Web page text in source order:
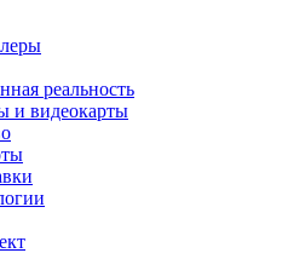
реальность
и видеокарты